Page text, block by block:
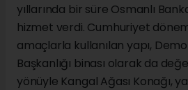
yıllarında bir süre Osmanlı
hizmet verdi. Cumhuriyet
amaçlarla kullanılan yapı,
Başkanlığı binası olarak da
yönüyle Kangal Ağası Konağı,